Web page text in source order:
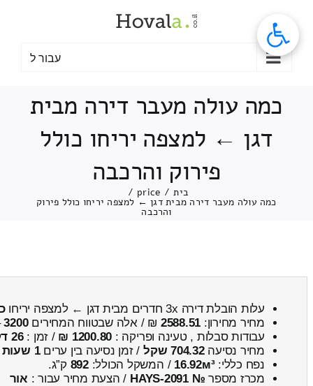
עבור ל
כמה עולה מעבר דירה מבית
דגן ← למצפה יריחו כולל
פירוק והרכבה
בית /
price
/
כמה עולה מעבר דירה מבית דגן ← למצפה יריחו כולל פירוק
והרכבה
עלות הובלת דירה 3x חדרים מבית דגן ← למצפה יריחו
מחיר מחירון: 2588.51 ₪ / אלה שבטווח המחירים3200
עבודות סבלות , טעינה ופריקה : 1200.80 ₪ / זמן :26 דקות 9 שניות
מחיר נסיעה704.32 שקל / זמן נסיעה בין ערים1 שעות , 0 דקות
נפח כללי:16.92м³ / המשקל הכולל:892 ק”ג.
מכרז מספר № HAYS-2091 / הצעת מחיר עבור : אור